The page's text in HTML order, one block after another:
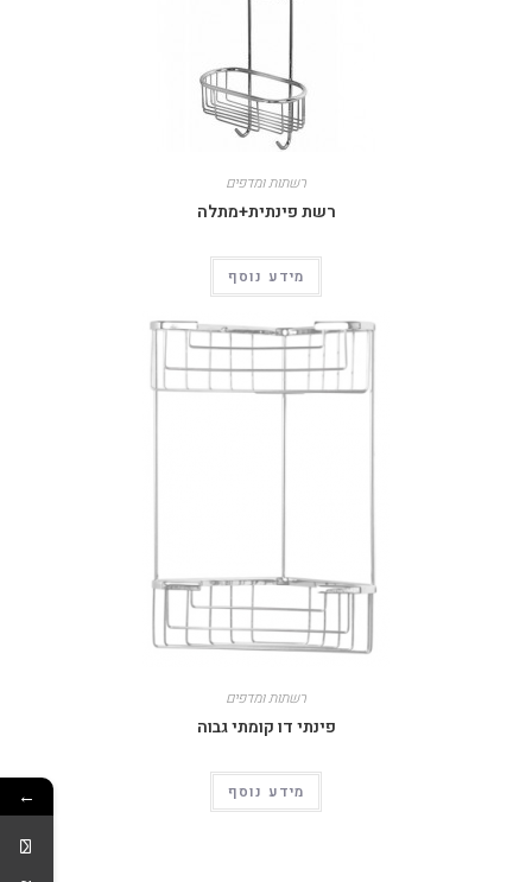
רשתות ומדפים
רשת פינתית+מתלה
מידע נוסף
רשתות ומדפים
פינתי דו קומתי גבוה
מידע נוסף ←